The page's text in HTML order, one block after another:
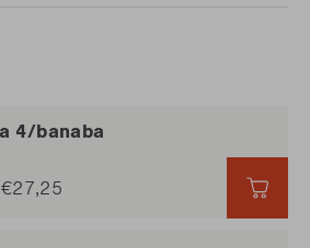
4/banaba
€27,25